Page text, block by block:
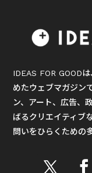
IDEAS FOR GOOD
めたウェブマガジン
ン、アート、広告、
ばるクリエイティブ
問いをひらくための